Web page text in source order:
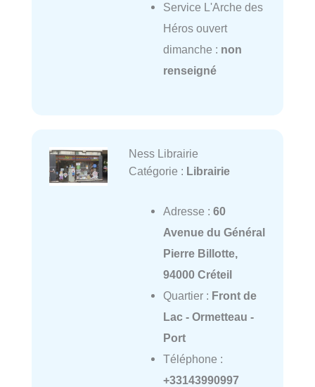
Service L'Arche des
Héros ouvert
dimanche : non
renseigné
Ness Librairie
Catégorie : Librairie
Adresse : 60
Avenue du Général
Pierre Billotte,
94000 Créteil
Quartier : Front de
Lac - Ormetteau -
Port
Téléphone :
+33143990997